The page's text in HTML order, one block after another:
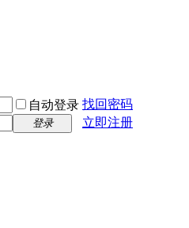
自动登录 找回密码
登录
立即注册